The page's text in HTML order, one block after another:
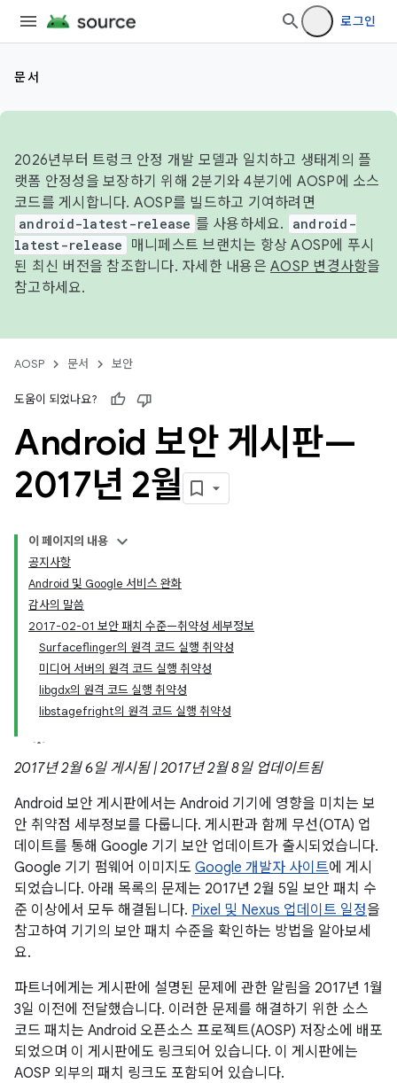
로그인
문서
2026년부터 트렁크 안정 개발 모델과 일치하고 생태계의 플
랫폼 안정성을 보장하기 위해 2분기와 4분기에 AOSP에 소스
코드를 게시합니다. AOSP를 빌드하고 기여하려면
android-latest-release 를 사용하세요.
android-
latest-release
매니페스트 브랜치는 항상 AOSP에 푸시
된 최신 버전을 참조합니다. 자세한 내용은 AOSP 변경사항을
참고하세요.
AOSP 문서 보안
도움이 되었나요?
Android 보안 게시판—
2017년 2월
이 페이지의 내용
공지사항
Android 및 Google 서비스 완화
감사의 말씀
2017-02-01 보안 패치 수준—취약성 세부정보
Surfaceflinger의 원격 코드 실행 취약성
미디어 서버의 원격 코드 실행 취약성
libgdx의 원격 코드 실행 취약성
libstagefright의 원격 코드 실행 취약성
2017년 2월 6일 게시됨 | 2017년 2월 8일 업데이트됨
Android 보안 게시판에서는 Android 기기에 영향을 미치는 보
안 취약점 세부정보를 다룹니다. 게시판과 함께 무선(OTA) 업
데이트를 통해 Google 기기 보안 업데이트가 출시되었습니다.
Google 기기 펌웨어 이미지도 Google 개발자 사이트에 게시
되었습니다. 아래 목록의 문제는 2017년 2월 5일 보안 패치 수
준 이상에서 모두 해결됩니다. Pixel 및 Nexus 업데이트 일정을
참고하여 기기의 보안 패치 수준을 확인하는 방법을 알아보세
요.
파트너에게는 게시판에 설명된 문제에 관한 알림을 2017년 1월
3일 이전에 전달했습니다. 이러한 문제를 해결하기 위한 소스
코드 패치는 Android 오픈소스 프로젝트(AOSP) 저장소에 배포
되었으며 이 게시판에도 링크되어 있습니다. 이 게시판에는
AOSP 외부의 패치 링크도 포함되어 있습니다.